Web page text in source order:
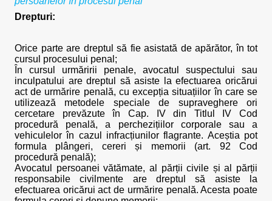
Drepturi:
Orice parte are dreptul să fie asistată de apărător, în tot
cursul procesului penal;
În cursul urmăririi penale, avocatul suspectului sau
inculpatului are dreptul să asiste la efectuarea oricărui
act de urmărire penală, cu excepția situațiilor în care se
utilizează metodele speciale de supraveghere ori
cercetare prevăzute în Cap. IV din Titlul IV Cod
procedură penală, a perchezițiilor corporale sau a
vehiculelor în cazul infracțiunilor flagrante. Aceștia pot
formula plângeri, cereri și memorii (art. 92 Cod
procedură penală);
Avocatul persoanei vătămate, al părții civile și al părții
responsabile civilmente are dreptul să asiste la
efectuarea oricărui act de urmărire penală. Acesta poate